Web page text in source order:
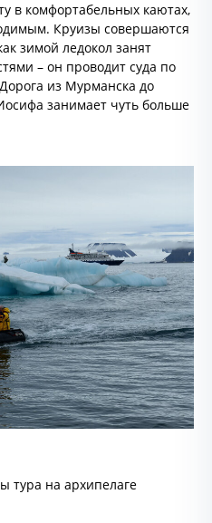
в комфортабельных каютах,
Круизы совершаются
зимой ледокол занят
– он проводит суда по
из Мурманска до
занимает чуть больше
тура на архипелаге